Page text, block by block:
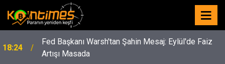
18:24
Fed Başkanı Warsh'tan Şahin Mesaj: Eylül'de Faiz
Artışı Masada